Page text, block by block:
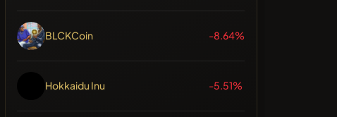
BLCKCoin -8.64%
Hokkaidu Inu -5.51%